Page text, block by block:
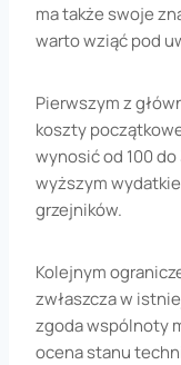
ma także swoje
warto wziąć pod
Pierwszym z
koszty
wynosić od 100 do
wyższym
grzejników.
Kolejnym
zwłaszcza w
zgoda wspólnoty
ocena stanu